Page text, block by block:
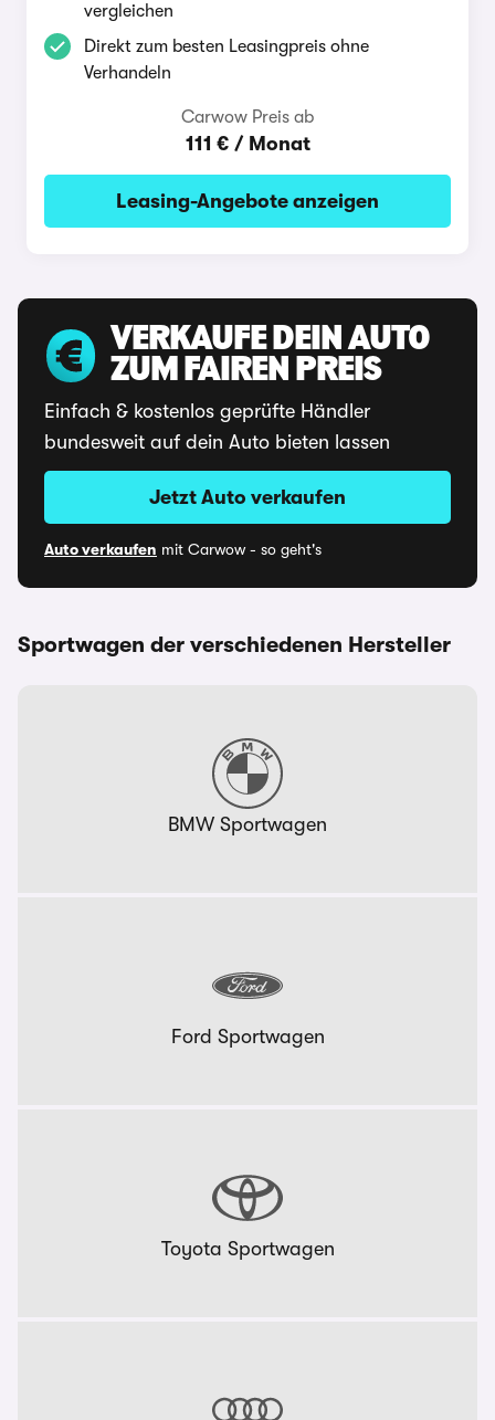
vergleichen
Direkt zum besten Leasingpreis ohne
Verhandeln
Carwow Preis ab
111 € / Monat
Leasing-Angebote anzeigen
VERKAUFE DEIN AUTO
ZUM FAIREN PREIS
Einfach & kostenlos geprüfte Händler
bundesweit auf dein Auto bieten lassen
Jetzt Auto verkaufen
Auto verkaufen mit Carwow - so geht's
Sportwagen der verschiedenen Hersteller
BMW Sportwagen
Ford Sportwagen
Toyota Sportwagen